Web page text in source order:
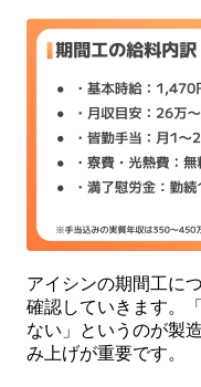
アイシンの期間工に
確認していきます。
ない」というのが製
み上げが重要です。